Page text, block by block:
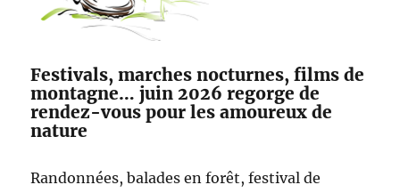
Festivals, marches nocturnes, films de
montagne… juin 2026 regorge de
rendez-vous pour les amoureux de
nature
Randonnées, balades en forêt, festival de